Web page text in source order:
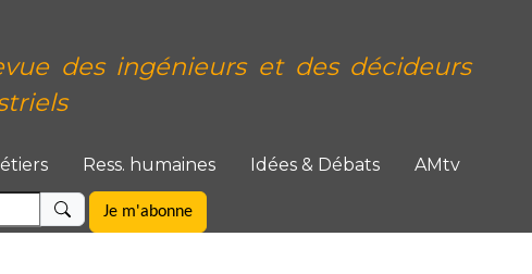
des ingénieurs et des décideurs
Ress. humaines Idées & Débats AMtv
Je m'abonne